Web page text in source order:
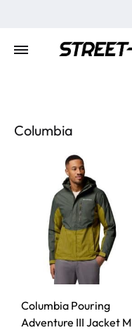
Columbia
Columbia Pouring
Adventure III Jacket M